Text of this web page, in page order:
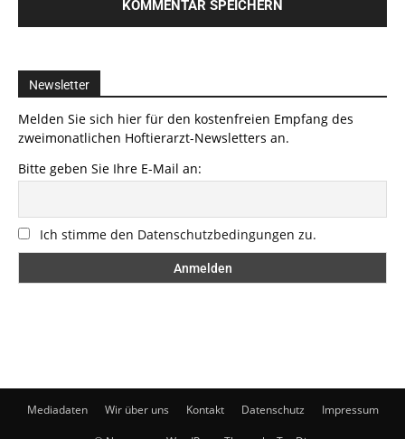
Newsletter
Melden Sie sich hier für den kostenfreien Empfang des
zweimonatlichen Hoftierarzt-Newsletters an.
Bitte geben Sie Ihre E-Mail an:
Ich stimme den Datenschutzbedingungen zu.
Mediadaten Wir über uns Kontakt Datenschutz Impressum